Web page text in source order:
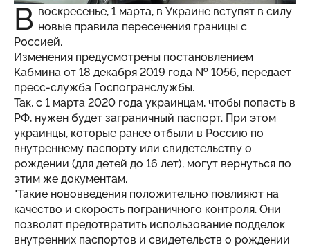
В воскресенье, 1 марта, в Украине вступят в силу
новые правила пересечения границы с
Россией.
Изменения предусмотрены постановлением
Кабмина от 18 декабря 2019 года № 1056, передает
пресс-служба Госпогранслужбы.
Так, с 1 марта 2020 года украинцам, чтобы попасть в
РФ, нужен будет заграничный паспорт. При этом
украинцы, которые ранее отбыли в Россию по
внутреннему паспорту или свидетельству о
рождении (для детей до 16 лет), могут вернуться по
этим же документам.
"Такие нововведения положительно повлияют на
качество и скорость пограничного контроля. Они
позволят предотвратить использование подделок
внутренних паспортов и свидетельств о рождении